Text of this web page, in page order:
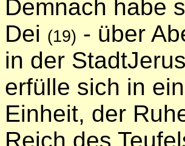
Demnach habe
Dei (19) - über
in der
erfülle sich in
Einheit, der
Reich des